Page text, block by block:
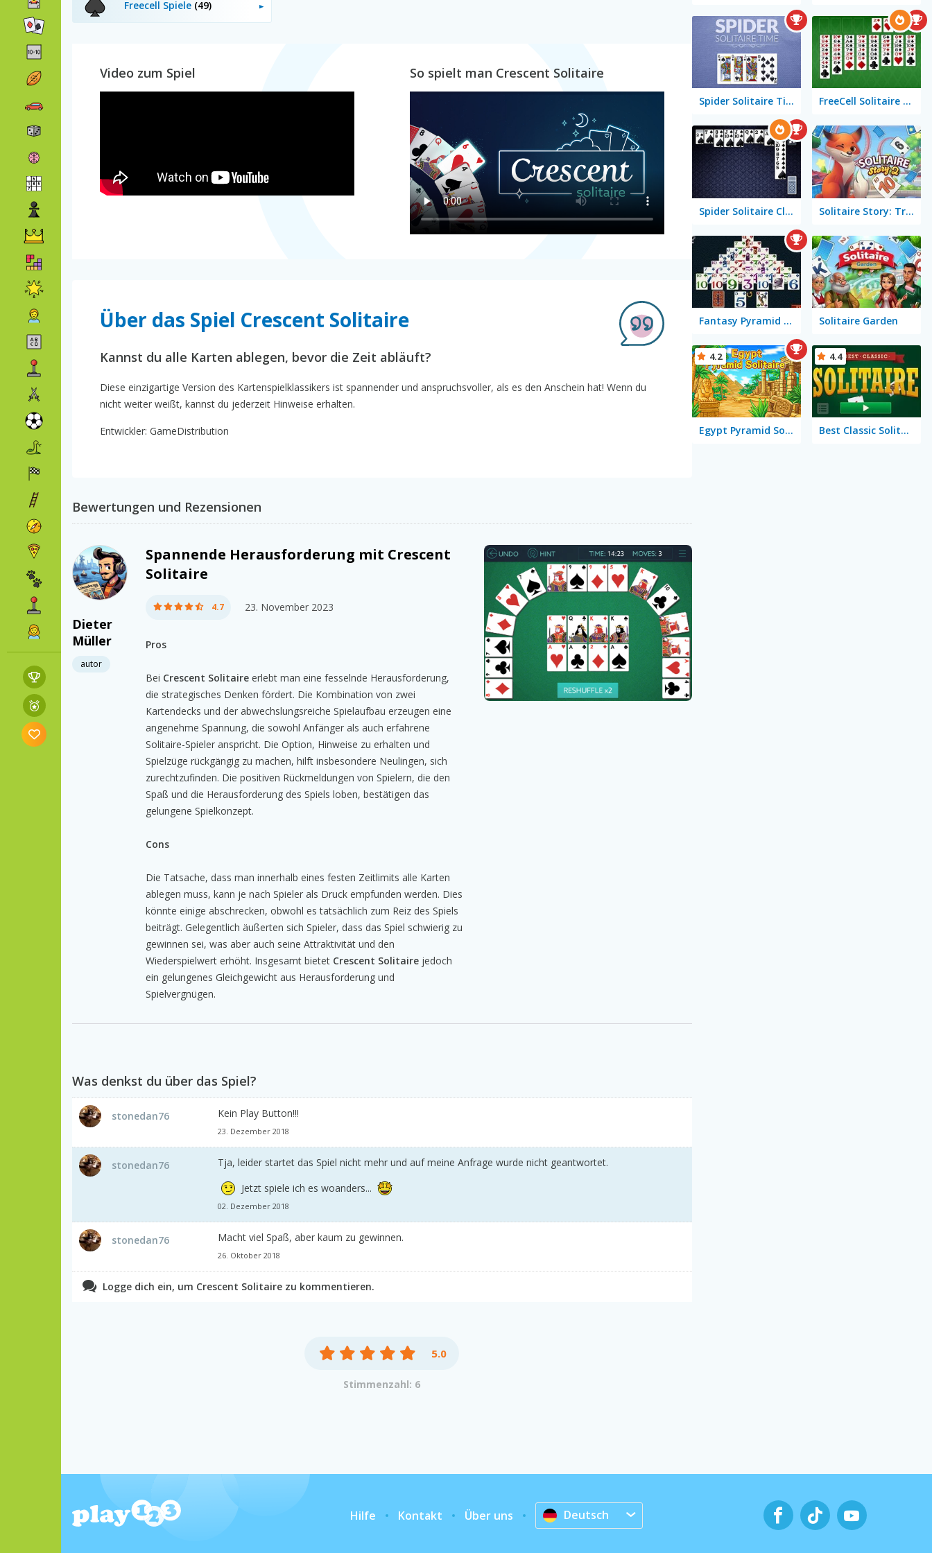
Freecell Spiele (49)
Video zum Spiel So spielt man Crescent Solitaire
Über das Spiel Crescent Solitaire
Kannst du alle Karten ablegen, bevor die Zeit abläuft?
Diese einzigartige Version des Kartenspielklassikers ist spannender und anspruchsvoller, als es den Anschein hat! Wenn du
nicht weiter weißt, kannst du jederzeit Hinweise erhalten.
Entwickler: GameDistribution
Bewertungen und Rezensionen
Dieter
Müller
autor
Spannende Herausforderung mit Crescent
Solitaire
4.7 23. November 2023
Pros
Bei Crescent Solitaire erlebt man eine fesselnde Herausforderung,
die strategisches Denken fördert. Die Kombination von zwei
Kartendecks und der abwechslungsreiche Spielaufbau erzeugen eine
angenehme Spannung, die sowohl Anfänger als auch erfahrene
Solitaire-Spieler anspricht. Die Option, Hinweise zu erhalten und
Spielzüge rückgängig zu machen, hilft insbesondere Neulingen, sich
zurechtzufinden. Die positiven Rückmeldungen von Spielern, die den
Spaß und die Herausforderung des Spiels loben, bestätigen das
gelungene Spielkonzept.
Cons
Die Tatsache, dass man innerhalb eines festen Zeitlimits alle Karten
ablegen muss, kann je nach Spieler als Druck empfunden werden. Dies
könnte einige abschrecken, obwohl es tatsächlich zum Reiz des Spiels
beiträgt. Gelegentlich äußerten sich Spieler, dass das Spiel schwierig zu
gewinnen sei, was aber auch seine Attraktivität und den
Wiederspielwert erhöht. Insgesamt bietet Crescent Solitaire jedoch
ein gelungenes Gleichgewicht aus Herausforderung und
Spielvergnügen.
Was denkst du über das Spiel?
stonedan76 Kein Play Button!!!
23. Dezember 2018
stonedan76
Tja, leider startet das Spiel nicht mehr und auf meine Anfrage wurde nicht geantwortet.
Jetzt spiele ich es woanders...
02. Dezember 2018
stonedan76 Macht viel Spaß, aber kaum zu gewinnen.
26. Oktober 2018
Logge dich ein, um Crescent Solitaire zu kommentieren.
5.0
Stimmenzahl: 6
Spider Solitaire Time FreeCell Solitaire Classic
Spider Solitaire Classic Solitaire Story: TriPeaks 2
Fantasy Pyramid Solitaire Solitaire Garden
Egypt Pyramid Solitaire
4.2
Best Classic Solitaire
4.4
Hilfe Kontakt Über uns Deutsch